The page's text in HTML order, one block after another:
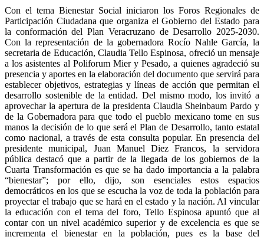
Con el tema Bienestar Social iniciaron los Foros Regionales de
Participación Ciudadana que organiza el Gobierno del Estado para
la conformación del Plan Veracruzano de Desarrollo 2025-2030.
Con la representación de la gobernadora Rocío Nahle García, la
secretaria de Educación, Claudia Tello Espinosa, ofreció un mensaje
a los asistentes al Poliforum Mier y Pesado, a quienes agradeció su
presencia y aportes en la elaboración del documento que servirá para
establecer objetivos, estrategias y líneas de acción que permitan el
desarrollo sostenible de la entidad. Del mismo modo, los invitó a
aprovechar la apertura de la presidenta Claudia Sheinbaum Pardo y
de la Gobernadora para que todo el pueblo mexicano tome en sus
manos la decisión de lo que será el Plan de Desarrollo, tanto estatal
como nacional, a través de esta consulta popular. En presencia del
presidente municipal, Juan Manuel Diez Francos, la servidora
pública destacó que a partir de la llegada de los gobiernos de la
Cuarta Transformación es que se ha dado importancia a la palabra
“bienestar”; por ello, dijo, son esenciales estos espacios
democráticos en los que se escucha la voz de toda la población para
proyectar el trabajo que se hará en el estado y la nación. Al vincular
la educación con el tema del foro, Tello Espinosa apuntó que al
contar con un nivel académico superior y de excelencia es que se
incrementa el bienestar en la población, pues es la base del